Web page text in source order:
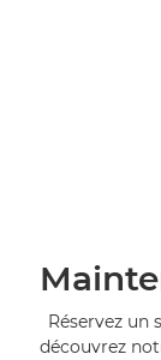
Réservez un
découvrez